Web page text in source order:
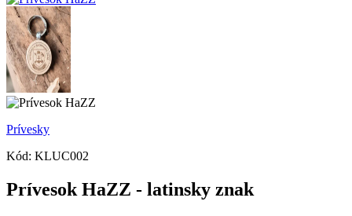
Prívesky
Kód: KLUC002
Prívesok HaZZ - latinsky znak